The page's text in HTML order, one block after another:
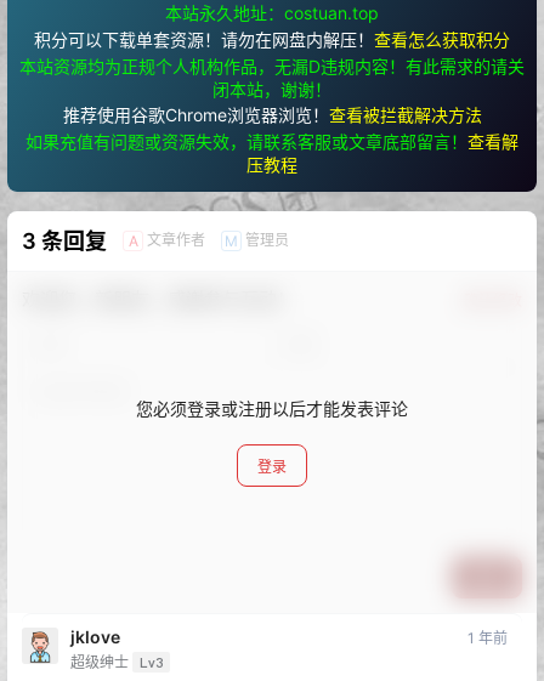
本站永久地址：costuan.top
积分可以下载单套资源！请勿在网盘内解压！ 查看怎么获取积分
本站资源均为正规个人机构作品，无漏D违规内容！有此需求的请关
闭本站，谢谢！
推荐使用谷歌Chrome浏览器浏览！ 查看被拦截解决方法
如果充值有问题或资源失效，请联系客服或文章底部留言！ 查看解
压教程
3 条回复 A 文章作者 M 管理员
您必须登录或注册以后才能发表评论
登录
jklove
超级绅士 Lv3
1 年前